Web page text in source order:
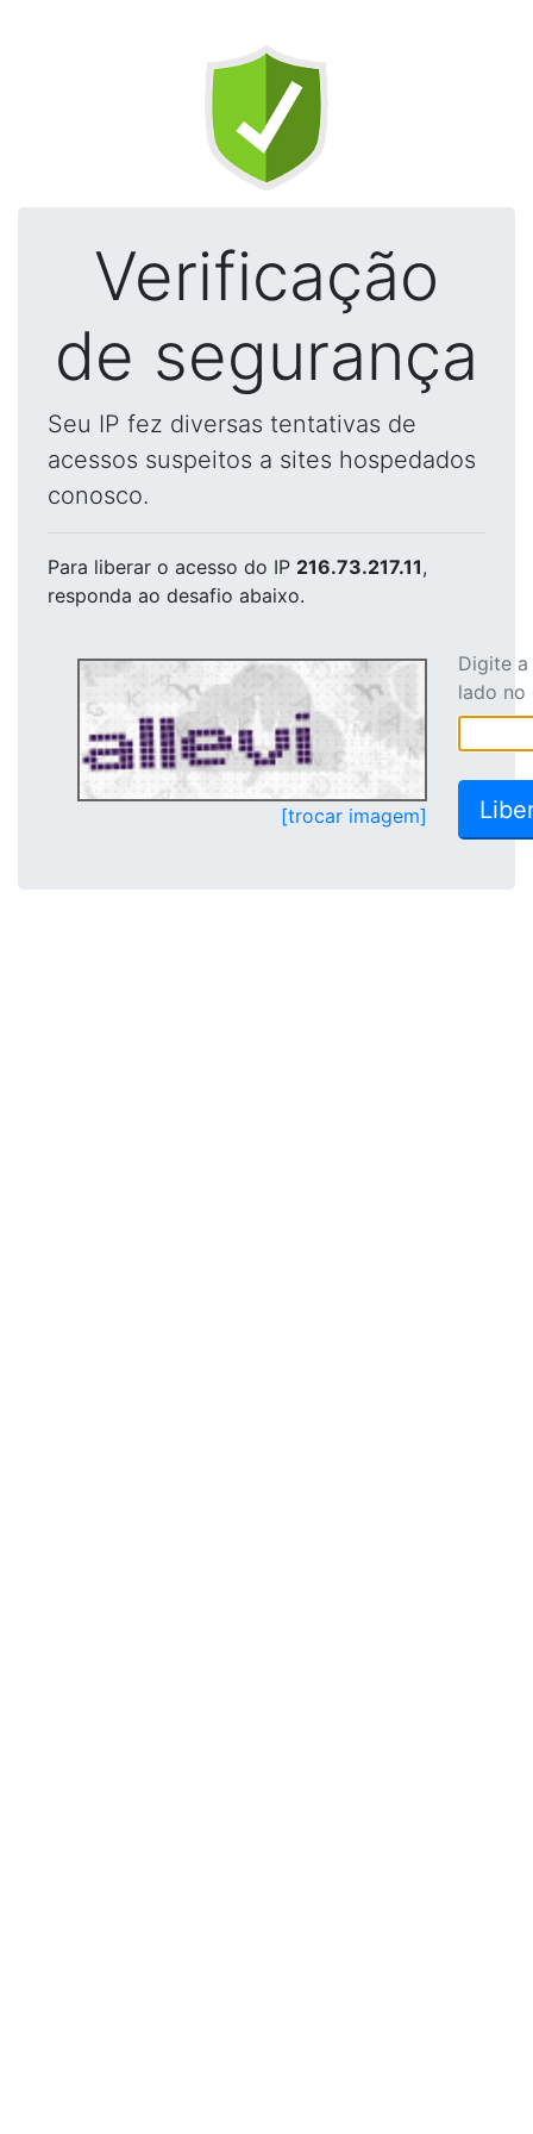
Verificação
de segurança
Seu IP fez diversas tentativas de
acessos suspeitos a sites hospedados
conosco.
Para liberar o acesso do IP 216.73.217.11,
responda ao desafio abaixo.
[trocar imagem]
Digite
lado no